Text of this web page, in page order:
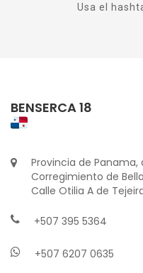
Usa el
BENSERCA 18
Provincia de
Corregimiento de
Calle Otilia A de
+507 395 5364
+507 6207 0635